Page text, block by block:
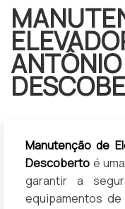
Manutenção de
Descoberto é
garantir a
equipamentos